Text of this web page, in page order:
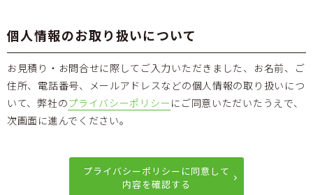
個人情報のお取り扱いについて
お見積り・お問合せに際してご入力いただきました、お名前、ご
住所、電話番号、メールアドレスなどの個人情報の取り扱いにつ
いて、弊社のプライバシーポリシー にご同意いただいたうえで、
次画面に進んでください。
プライバシーポリシーに同意して
内容を確認する